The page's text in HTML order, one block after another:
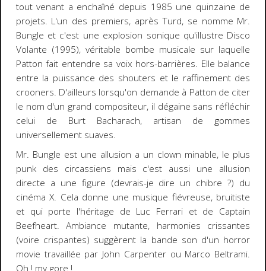
tout venant a enchaîné depuis 1985 une quinzaine de
projets. L'un des premiers, après Turd, se nomme Mr.
Bungle et c'est une explosion sonique qu'illustre Disco
Volante (1995), véritable bombe musicale sur laquelle
Patton fait entendre sa voix hors-barrières. Elle balance
entre la puissance des shouters et le raffinement des
crooners. D'ailleurs lorsqu'on demande à Patton de citer
le nom d'un grand compositeur, il dégaine sans réfléchir
celui de Burt Bacharach, artisan de gommes
universellement suaves.
Mr. Bungle est une allusion a un clown minable, le plus
punk des circassiens mais c'est aussi une allusion
directe a une figure (devrais-je dire un chibre ?) du
cinéma X. Cela donne une musique fiévreuse, bruitiste
et qui porte l'héritage de Luc Ferrari et de Captain
Beefheart. Ambiance mutante, harmonies crissantes
(voire crispantes) suggèrent la bande son d'un horror
movie travaillée par John Carpenter ou Marco Beltrami.
Oh ! my gore !